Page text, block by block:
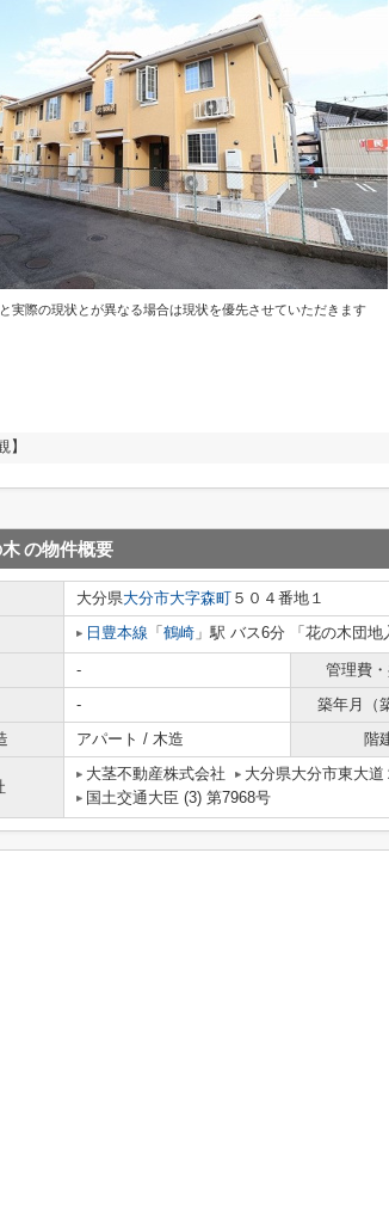
実際の現状とが異なる場合は現状を優先させていただきます
】
の物件概要
大分県大分市大字森町 ５０４番地１
日豊本線 「 鶴崎 」駅 バス6分 「花の木団地
- 管理費
- 築年月（
アパート / 木造 階
大茎不動産株式会社 大分県大分市東大道
国土交通大臣 (3) 第7968号